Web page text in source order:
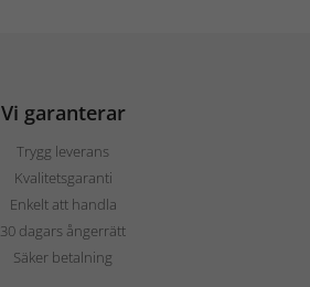
Vi garanterar
Trygg leverans
Kvalitetsgaranti
Enkelt att handla
30 dagars ångerrätt
Säker betalning